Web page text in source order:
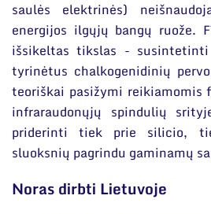
saulės elektrinės)
energijos ilgųjų bangų ruože.
išsikeltas tikslas -
tyrinėtus chalkogenidinių
teoriškai pasižymi reikiamomis
infraraudonųjų spindulių
priderinti tiek prie silicio,
sluoksnių pagrindu gaminamų
Noras dirbti Lietuvoje